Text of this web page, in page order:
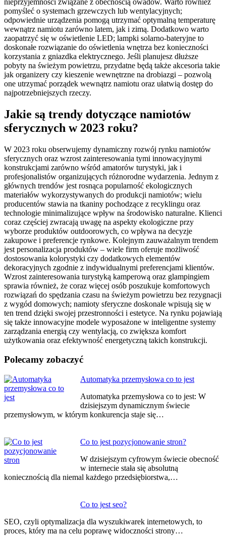
pomyśleć o systemach grzewczych lub wentylacyjnych;
odpowiednie urządzenia pomogą utrzymać optymalną temperaturę
wewnątrz namiotu zarówno latem, jak i zimą. Dodatkowo warto
zaopatrzyć się w oświetlenie LED; lampki solarno-bateryjne to
doskonałe rozwiązanie do oświetlenia wnętrza bez konieczności
korzystania z gniazdka elektrycznego. Jeśli planujesz dłuższe
pobyty na świeżym powietrzu, przydatne będą także akcesoria takie
jak organizery czy kieszenie wewnętrzne na drobiazgi – pozwolą
one utrzymać porządek wewnątrz namiotu oraz ułatwią dostęp do
najpotrzebniejszych rzeczy.
Jakie są trendy dotyczące namiotów
sferycznych w 2023 roku?
W 2023 roku obserwujemy dynamiczny rozwój rynku namiotów
sferycznych oraz wzrost zainteresowania tymi innowacyjnymi
konstrukcjami zarówno wśród amatorów turystyki, jak i
profesjonalistów organizujących różnorodne wydarzenia. Jednym z
głównych trendów jest rosnąca popularność ekologicznych
materiałów wykorzystywanych do produkcji namiotów; wielu
producentów stawia na tkaniny pochodzące z recyklingu oraz
technologie minimalizujące wpływ na środowisko naturalne. Klienci
coraz częściej zwracają uwagę na aspekty ekologiczne przy
wyborze produktów outdoorowych, co wpływa na decyzje
zakupowe i preferencje rynkowe. Kolejnym zauważalnym trendem
jest personalizacja produktów – wiele firm oferuje możliwość
dostosowania kolorystyki czy dodatkowych elementów
dekoracyjnych zgodnie z indywidualnymi preferencjami klientów.
Wzrost zainteresowania turystyką kamperową oraz glampingiem
sprawia również, że coraz więcej osób poszukuje komfortowych
rozwiązań do spędzania czasu na świeżym powietrzu bez rezygnacji
z wygód domowych; namioty sferyczne doskonale wpisują się w
ten trend dzięki swojej przestronności i estetyce. Na rynku pojawiają
się także innowacyjne modele wyposażone w inteligentne systemy
zarządzania energią czy wentylacją, co zwiększa komfort
użytkowania oraz efektywność energetyczną takich konstrukcji.
Polecamy zobaczyć
Automatyka przemysłowa co to jest
Automatyka przemysłowa co to jest: W
dzisiejszym dynamicznym świecie
przemysłowym, w którym konkurencja staje się…
Co to jest pozycjonowanie stron?
W dzisiejszym cyfrowym świecie obecność
w internecie stała się absolutną
koniecznością dla niemal każdego przedsiębiorstwa,…
Co to jest seo?
SEO, czyli optymalizacja dla wyszukiwarek internetowych, to
proces, który ma na celu poprawę widoczności strony…
Nawigacja
wpisu